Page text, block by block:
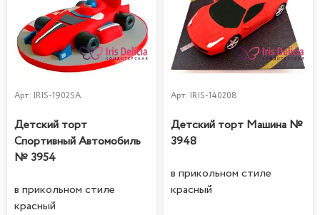
Арт. IRIS-1902SA
Детский торт
Спортивный Автомобиль
№ 3954
в прикольном стиле
красный
Арт. IRIS-140208
Детский торт Машина №
3948
в прикольном стиле
красный